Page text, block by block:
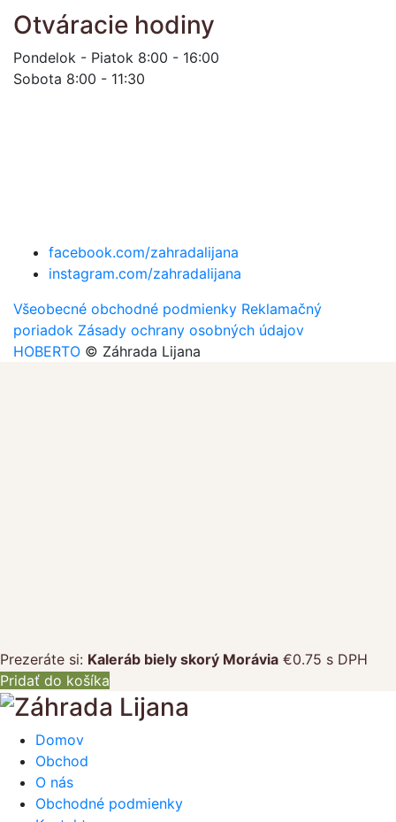
Otváracie hodiny
Pondelok - Piatok 8:00 - 16:00
Sobota 8:00 - 11:30
facebook.com/zahradalijana
instagram.com/zahradalijana
Všeobecné obchodné podmienky Reklamačný
poriadok Zásady ochrany osobných údajov
HOBERTO © Záhrada Lijana
Prezeráte si: Kaleráb biely skorý Morávia €0.75 s DPH
Pridať do košíka
Domov
Obchod
O nás
Obchodné podmienky